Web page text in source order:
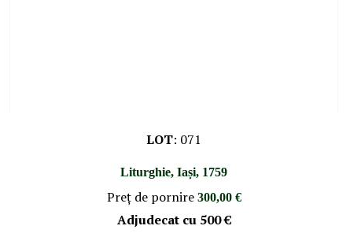
LOT: 071
Liturghie, Iași, 1759
Preţ de pornire 300,00 €
Adjudecat cu 500 €